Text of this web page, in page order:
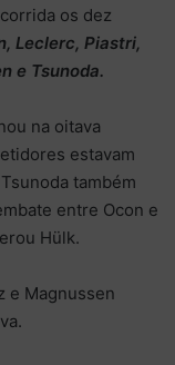
os dez
Leclerc, Piastri,
e Tsunoda.
na oitava
estavam
também
entre Ocon e
Hülk.
e Magnussen